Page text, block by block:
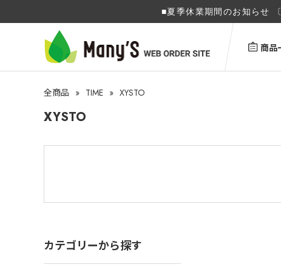
■夏季休業期間のお知らせ
商品
全商品 » TIME » XYSTO
XYSTO
カテゴリーから探す